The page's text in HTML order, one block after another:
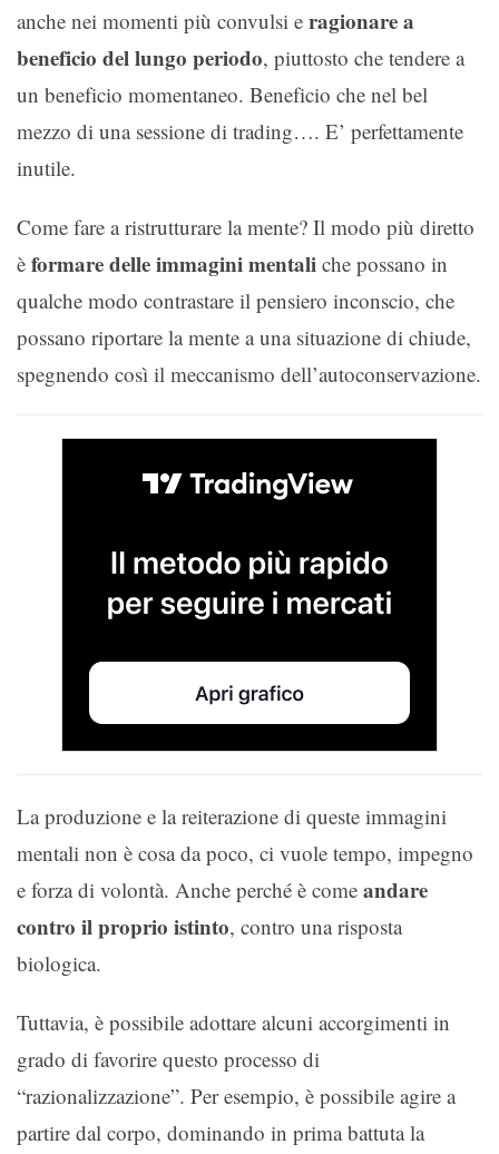
anche nei momenti più convulsi e ragionare a
beneficio del lungo periodo, piuttosto che tendere a
un beneficio momentaneo. Beneficio che nel bel
mezzo di una sessione di trading…. E’ perfettamente
inutile.
Come fare a ristrutturare la mente? Il modo più diretto
è formare delle immagini mentali che possano in
qualche modo contrastare il pensiero inconscio, che
possano riportare la mente a una situazione di chiude,
spegnendo così il meccanismo dell’autoconservazione.
La produzione e la reiterazione di queste immagini
mentali non è cosa da poco, ci vuole tempo, impegno
e forza di volontà. Anche perché è come andare
contro il proprio istinto, contro una risposta
biologica.
Tuttavia, è possibile adottare alcuni accorgimenti in
grado di favorire questo processo di
“razionalizzazione”. Per esempio, è possibile agire a
partire dal corpo, dominando in prima battuta la